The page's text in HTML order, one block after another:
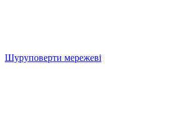
Шуруповерти мережеві